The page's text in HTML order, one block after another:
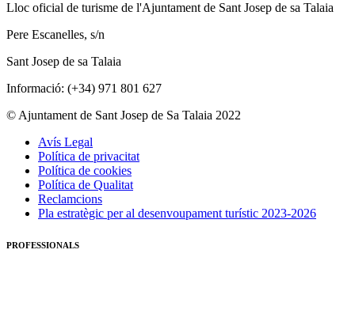
Lloc oficial de turisme de l'Ajuntament de Sant Josep de sa Talaia
Pere Escanelles, s/n
Sant Josep de sa Talaia
Informació: (+34) 971 801 627
© Ajuntament de Sant Josep de Sa Talaia 2022
Avís Legal
Política de privacitat
Política de cookies
Política de Qualitat
Reclamcions
Pla estratègic per al desenvoupament turístic 2023-2026
PROFESSIONALS